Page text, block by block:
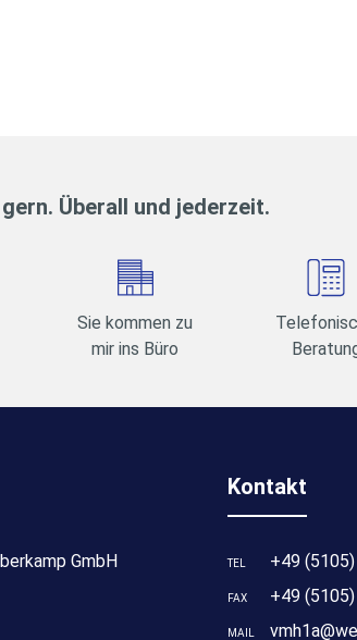
Überall und jederzeit.
Sie kommen zu
mir ins Büro
GmbH
Kontakt
TEL +49
FAX +49
MAIL